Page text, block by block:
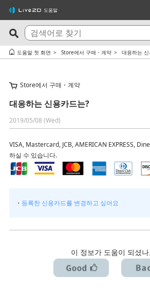
도움말
최신 FAQ
サードパーティ製アプリケーションにおけ
よびCubism SDKの新機能対応について
타임라인의 마지막 프레임이 출력되지 않습
알파 버전의 Cubism Editor에서 생성한 파일
은 다른 버전에서 열 수 있나요?
AI가 사용된 콘텐츠에 Cubism Editor,
RLM_DIAGNOSTICS.log 확인 방법
도움이 되는 질문 TOP10
Cubism Editor・Viewer가 정상적으로 기동,
（Windows）
트라이얼 버전을 이용하지 않고 FREE 버전
Cubism 2.1 모델이나 모션은 새로운 Cubism
있습니까?
YouTube나 Twitch 방송에 사용하고 싶은데
체를 고려 중인 경우
macOS 10.15 Catalina 이상에서 설치하려
도움말 첫 화면 Store에서 구매・계약 대응하는 신
Store에서 구매・계약
대응하는 신용카드는?
2019/05/08 (Wed)
VISA, Mastercard, JCB, AMERICAN EXPRESS,
하실 수 있습니다.
・ 등록한 신용카드를 변경하고 싶어요
이 정보가 도움이 되셨나